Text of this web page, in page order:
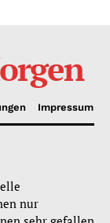
Impressum
nur